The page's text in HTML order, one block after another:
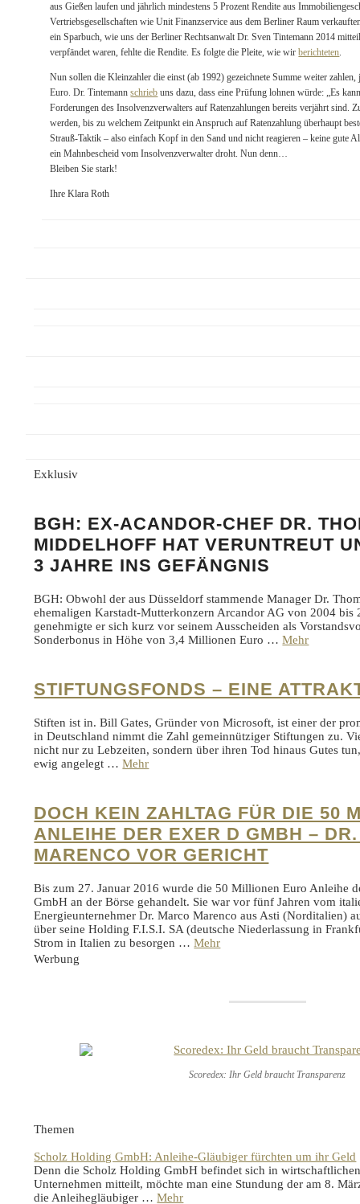
aus Gießen laufen und jährlich mindestens 5 Prozent Rendite aus
Vertriebsgesellschaften wie Unit Finanzservice aus dem Berliner Raum
ein Sparbuch, wie uns der Berliner Rechtsanwalt Dr. Sven Tintemann 2014
verpfändet waren, fehlte die Rendite. Es folgte die Pleite, wie wirberichteten.
Nun sollen die Kleinzahler die einst (ab 1992) gezeichnete Summe weiter
Euro. Dr. Tintemannschrieb uns dazu, dass eine Prüfung lohnen würde: „Es
Forderungen des Insolvenzverwalters auf Ratenzahlungen bereits verjährt sind.
werden, bis zu welchem Zeitpunkt ein Anspruch auf Ratenzahlung überhaupt
Strauß-Taktik – also einfach Kopf in den Sand und nicht reagieren – keine gute
ein Mahnbescheid vom Insolvenzverwalter droht. Nun denn…
Bleiben Sie stark!
Ihre Klara Roth
Exklusiv
BGH: EX-ACANDOR-CHEF DR.
MIDDELHOFF HAT VERUNTREUT
3 JAHRE INS GEFÄNGNIS
BGH: Obwohl der aus Düsseldorf stammende Manager Dr.
ehemaligen Karstadt-Mutterkonzern Arcandor AG von 2004 bis
genehmigte er sich kurz vor seinem Ausscheiden als
Sonderbonus in Höhe von 3,4 Millionen Euro …Mehr
STIFTUNGSFONDS – EINE
Stiften ist in. Bill Gates, Gründer von Microsoft, ist einer der
in Deutschland nimmt die Zahl gemeinnütziger Stiftungen zu.
nicht nur zu Lebzeiten, sondern über ihren Tod hinaus Gutes
ewig angelegt …Mehr
DOCH KEIN ZAHLTAG FÜR DIE 50
ANLEIHE DER EXER D GMBH –
MARENCO VOR GERICHT
Bis zum 27. Januar 2016 wurde die 50 Millionen Euro Anleihe
GmbH an der Börse gehandelt. Sie war vor fünf Jahren vom
Energieunternehmer Dr. Marco Marenco aus Asti (Norditalien)
über seine Holding F.I.S.I. SA (deutsche Niederlassung in
Strom in Italien zu besorgen …Mehr
Werbung
Scoredex: Ihr Geld braucht Transparenz
Themen
Scholz Holding GmbH: Anleihe-Gläubiger fürchten um ihr Geld
Denn die Scholz Holding GmbH befindet sich in
Unternehmen mitteilt, möchte man eine Stundung der am 8.
die Anleihegläubiger …Mehr